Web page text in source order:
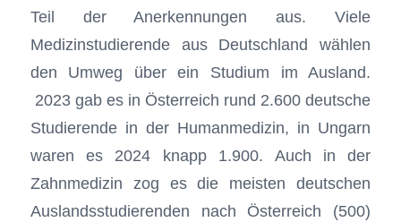
Teil der Anerkennungen aus. Viele
Medizinstudierende aus Deutschland wählen
den Umweg über ein Studium im Ausland.
2023 gab es in Österreich rund 2.600 deutsche
Studierende in der Humanmedizin, in Ungarn
waren es 2024 knapp 1.900. Auch in der
Zahnmedizin zog es die meisten deutschen
Auslandsstudierenden nach Österreich (500)